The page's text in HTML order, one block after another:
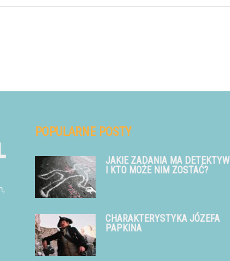
POPULARNE POSTY
JAKIE ZADANIA MA DETEKTYW
I KTO MOŻE NIM ZOSTAĆ?
CHARAKTERYSTYKA JÓZEFA
PAPKINA